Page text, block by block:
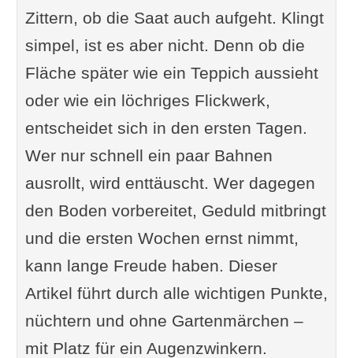
Zittern, ob die Saat auch aufgeht. Klingt
simpel, ist es aber nicht. Denn ob die
Fläche später wie ein Teppich aussieht
oder wie ein löchriges Flickwerk,
entscheidet sich in den ersten Tagen.
Wer nur schnell ein paar Bahnen
ausrollt, wird enttäuscht. Wer dagegen
den Boden vorbereitet, Geduld mitbringt
und die ersten Wochen ernst nimmt,
kann lange Freude haben. Dieser
Artikel führt durch alle wichtigen Punkte,
nüchtern und ohne Gartenmärchen –
mit Platz für ein Augenzwinkern.